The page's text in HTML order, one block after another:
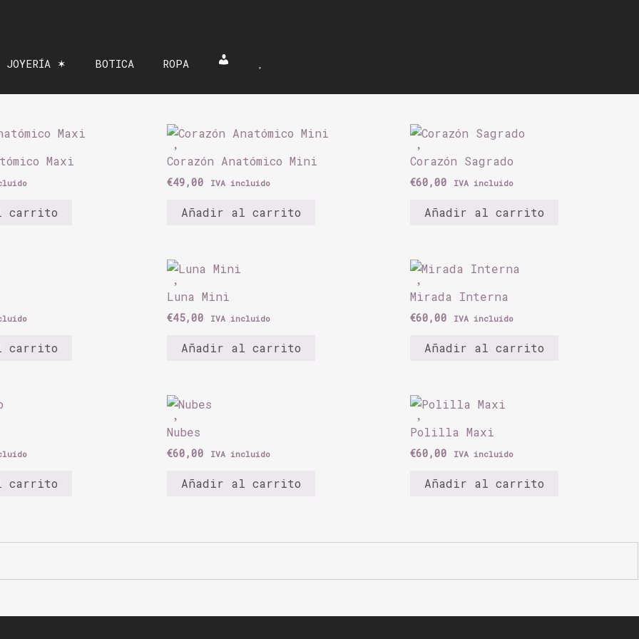
✶ BOTICA ROPA Mi cuentaLista de deseos
Maxi
carrito
Corazón Anatómico Mini
€49,00 IVA incluido
Añadir al carrito
Corazón Sagrado
€60,00 IVA incluido
Añadir al carrito
carrito
Luna Mini
€45,00 IVA incluido
Añadir al carrito
Mirada Interna
€60,00 IVA incluido
Añadir al carrito
carrito
Nubes
€60,00 IVA incluido
Añadir al carrito
Polilla Maxi
€60,00 IVA incluido
Añadir al carrito